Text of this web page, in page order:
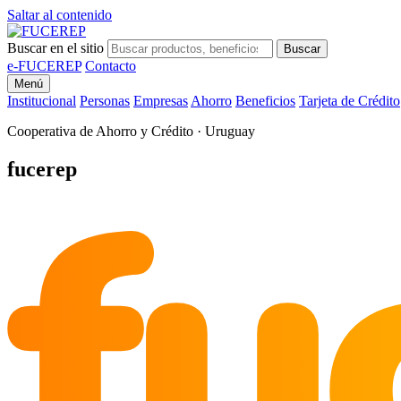
Saltar al contenido
Buscar en el sitio Buscar
e-FUCEREP Contacto
Menú
Institucional Personas Empresas Ahorro Beneficios Tarjeta de Crédito
Cooperativa de Ahorro y Crédito · Uruguay
fucerep